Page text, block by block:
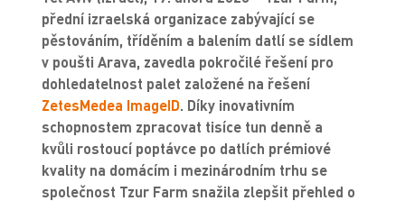
přední izraelská organizace zabývající se
pěstováním, tříděním a balením datlí se sídlem
v poušti Arava, zavedla pokročilé řešení pro
dohledatelnost palet založené na řešení
ZetesMedea ImageID . Díky inovativním
schopnostem zpracovat tisíce tun denně a
kvůli rostoucí poptávce po datlích prémiové
kvality na domácím i mezinárodním trhu se
společnost Tzur Farm snažila zlepšit přehled o